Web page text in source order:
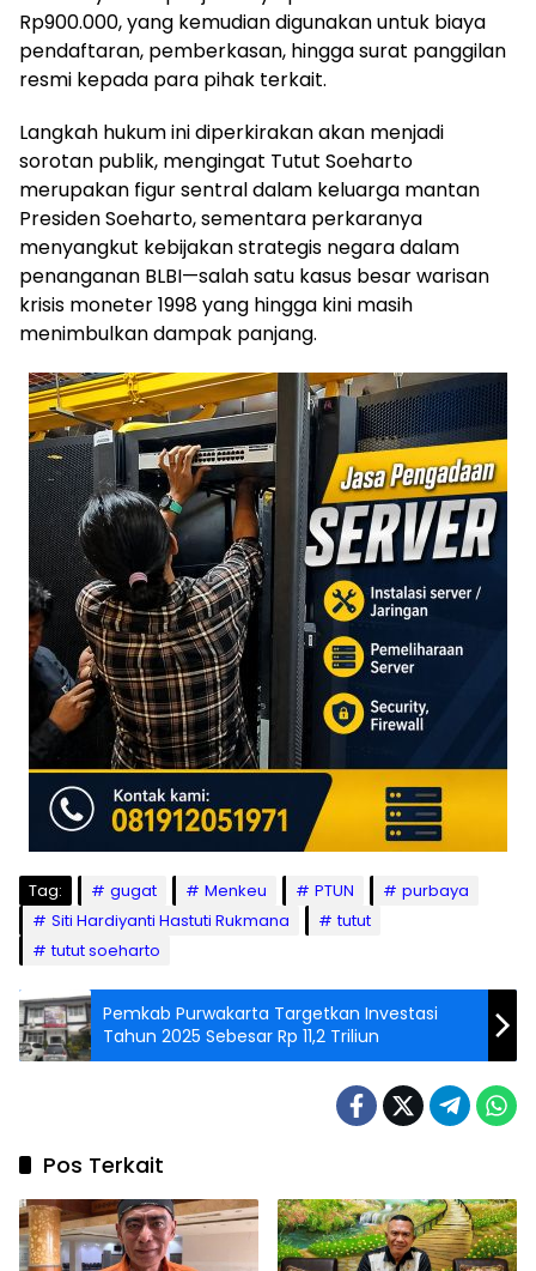
Rp900.000, yang kemudian digunakan untuk biaya
pendaftaran, pemberkasan, hingga surat panggilan
resmi kepada para pihak terkait.
Langkah hukum ini diperkirakan akan menjadi
sorotan publik, mengingat Tutut Soeharto
merupakan figur sentral dalam keluarga mantan
Presiden Soeharto, sementara perkaranya
menyangkut kebijakan strategis negara dalam
penanganan BLBI—salah satu kasus besar warisan
krisis moneter 1998 yang hingga kini masih
menimbulkan dampak panjang.
Tag: gugat Menkeu PTUN
purbaya
Siti Hardiyanti Hastuti Rukmana
tutut
tutut soeharto
Pemkab Purwakarta Targetkan Investasi
Tahun 2025 Sebesar Rp 11,2 Triliun
Pos Terkait